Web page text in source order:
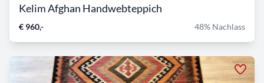
Kelim Afghan Handwebteppich
€ 960,- 48% Nachlass